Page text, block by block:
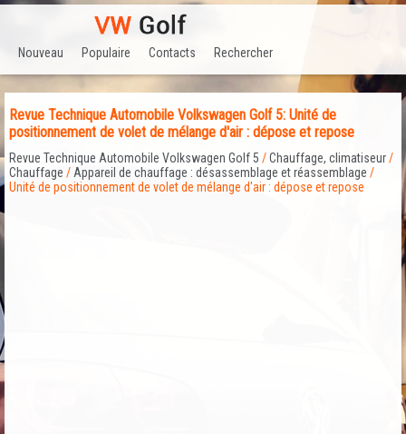
Nouveau Populaire Contacts Rechercher
Revue Technique Automobile Volkswagen Golf 5: Unité de
positionnement de volet de mélange d'air : dépose et repose
Revue Technique Automobile Volkswagen Golf 5 /Chauffage, climatiseur/
Chauffage /Appareil de chauffage : désassemblage et réassemblage /
Unité de positionnement de volet de mélange d'air : dépose et repose